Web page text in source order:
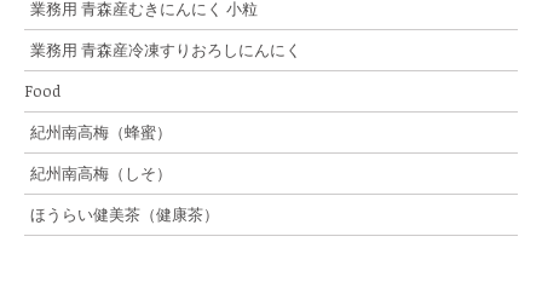
業務用 青森産むきにんにく 小粒
業務用 青森産冷凍すりおろしにんにく
Food
紀州南高梅（蜂蜜）
紀州南高梅（しそ）
ほうらい健美茶（健康茶）